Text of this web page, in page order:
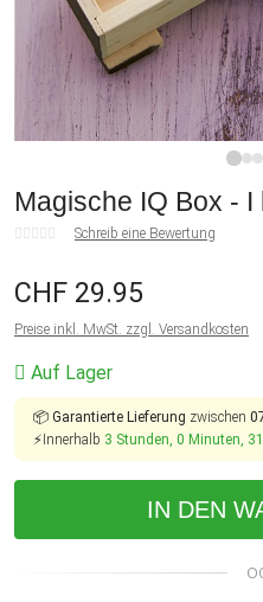
Magische IQ Box - I
Schreib eine Bewertung
CHF 29.95
Preise inkl. MwSt. zzgl. Versandkosten
Auf Lager
📦 Garantierte Lieferung zwischen
⚡Innerhalb 3 Stunden, 0 Minuten,
IN DEN